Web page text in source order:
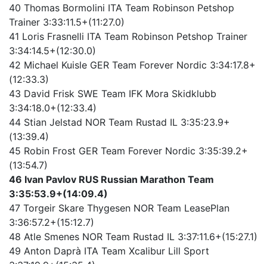
40 Thomas Bormolini ITA Team Robinson Petshop
Trainer 3:33:11.5+(11:27.0)
41 Loris Frasnelli ITA Team Robinson Petshop Trainer
3:34:14.5+(12:30.0)
42 Michael Kuisle GER Team Forever Nordic 3:34:17.8+
(12:33.3)
43 David Frisk SWE Team IFK Mora Skidklubb
3:34:18.0+(12:33.4)
44 Stian Jelstad NOR Team Rustad IL 3:35:23.9+
(13:39.4)
45 Robin Frost GER Team Forever Nordic 3:35:39.2+
(13:54.7)
46 Ivan Pavlov RUS Russian Marathon Team
3:35:53.9+(14:09.4)
47 Torgeir Skare Thygesen NOR Team LeasePlan
3:36:57.2+(15:12.7)
48 Atle Smenes NOR Team Rustad IL 3:37:11.6+(15:27.1)
49 Anton Daprà ITA Team Xcalibur Lill Sport